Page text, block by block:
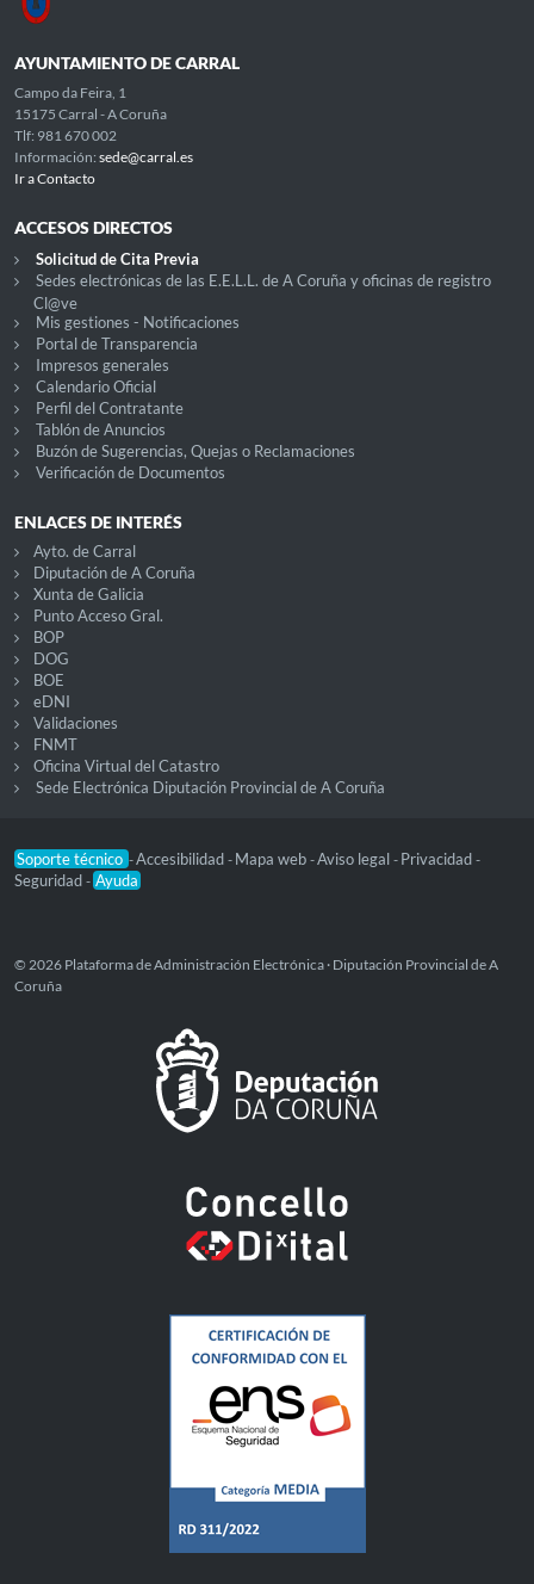
AYUNTAMIENTO DE CARRAL
Campo da Feira, 1
15175 Carral - A Coruña
Tlf: 981 670 002
Información: sede@carral.es
Ir a Contacto
ACCESOS DIRECTOS
Solicitud de Cita Previa
Sedes electrónicas de las E.E.L.L. de A Coruña y oficinas de registro
Cl@ve
Mis gestiones - Notificaciones
Portal de Transparencia
Impresos generales
Calendario Oficial
Perfil del Contratante
Tablón de Anuncios
Buzón de Sugerencias, Quejas o Reclamaciones
Verificación de Documentos
ENLACES DE INTERÉS
Ayto. de Carral
Diputación de A Coruña
Xunta de Galicia
Punto Acceso Gral.
BOP
DOG
BOE
eDNI
Validaciones
FNMT
Oficina Virtual del Catastro
Sede Electrónica Diputación Provincial de A Coruña
Soporte técnico -Accesibilidad - Mapa web -Aviso legal - Privacidad -
Seguridad - Ayuda
© 2026 Plataforma de Administración Electrónica · Diputación Provincial de A
Coruña